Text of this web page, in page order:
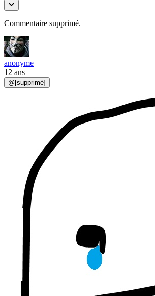
Commentaire supprimé.
anonyme
12 ans
@ [supprimé]